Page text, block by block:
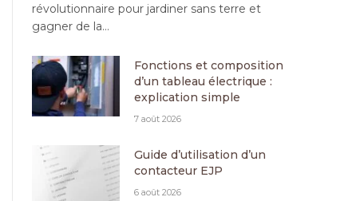
révolutionnaire pour jardiner sans terre et
gagner de la…
Fonctions et composition
d’un tableau électrique :
explication simple
7 août 2026
Guide d’utilisation d’un
contacteur EJP
6 août 2026